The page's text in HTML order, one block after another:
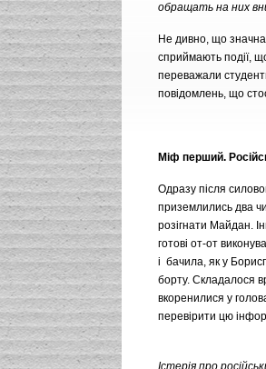
обращать на них
Не дивно, що значна
сприймають події,
переважали
повідомлень, що
Міф перший.
Одразу після
приземлились два
розігнати Майдан.
готові от-от
і бачила, як у
борту. Складалося
вкоренилися у
перевірити цю
Істерія про